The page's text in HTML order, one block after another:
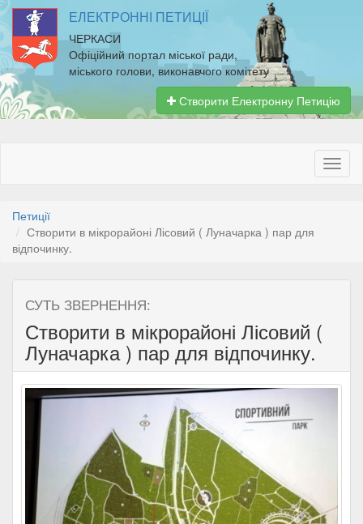
ЕЛЕКТРОННІ ПЕТИЦІЇ
ЧЕРКАСИ
Офіційний портал міської ради,
міського голови, виконавчого комітету
Створити Електронну Петицію
Петиції
Створити в мікрорайоні Лісовий ( Луначарка ) пар для
відпочинку.
СУТЬ ЗВЕРНЕННЯ:
Створити в мікрорайоні Лісовий (
Луначарка ) пар для відпочинку.